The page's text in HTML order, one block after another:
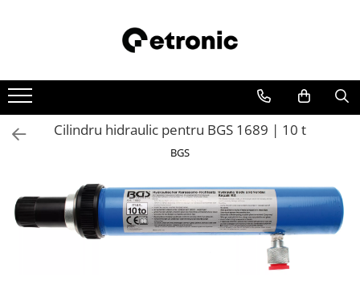
Cilindru hidraulic pentru BGS 1689 | 10 t
BGS